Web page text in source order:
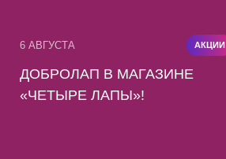
6 АВГУСТА АКЦИИ
ДОБРОЛАП В МАГАЗИНЕ
«ЧЕТЫРЕ ЛАПЫ»!